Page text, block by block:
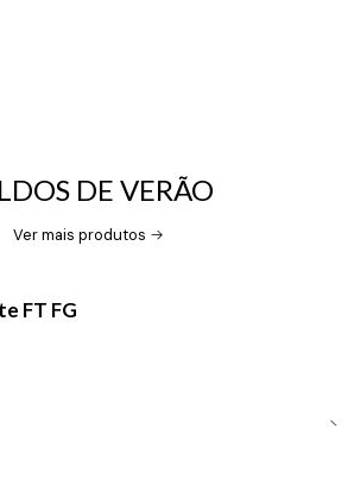
DE VERÃO
Ver mais produtos
FT FG